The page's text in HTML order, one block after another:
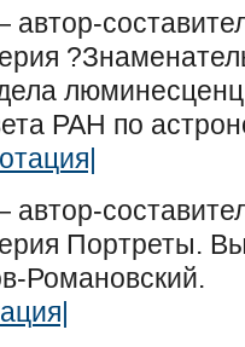
РАН по
Портреты.
Романовский.